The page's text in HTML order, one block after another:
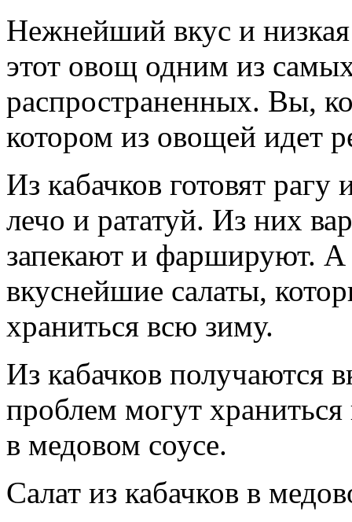
Нежнейший вкус и
этот овощ одним из
распространенных. Вы,
котором из овощей идет
Из кабачков готовят
лечо и рататуй. Из них
запекают и фаршируют. А
вкуснейшие салаты,
храниться всю зиму.
Из кабачков получаются
проблем могут
в медовом соусе.
Салат из кабачков в